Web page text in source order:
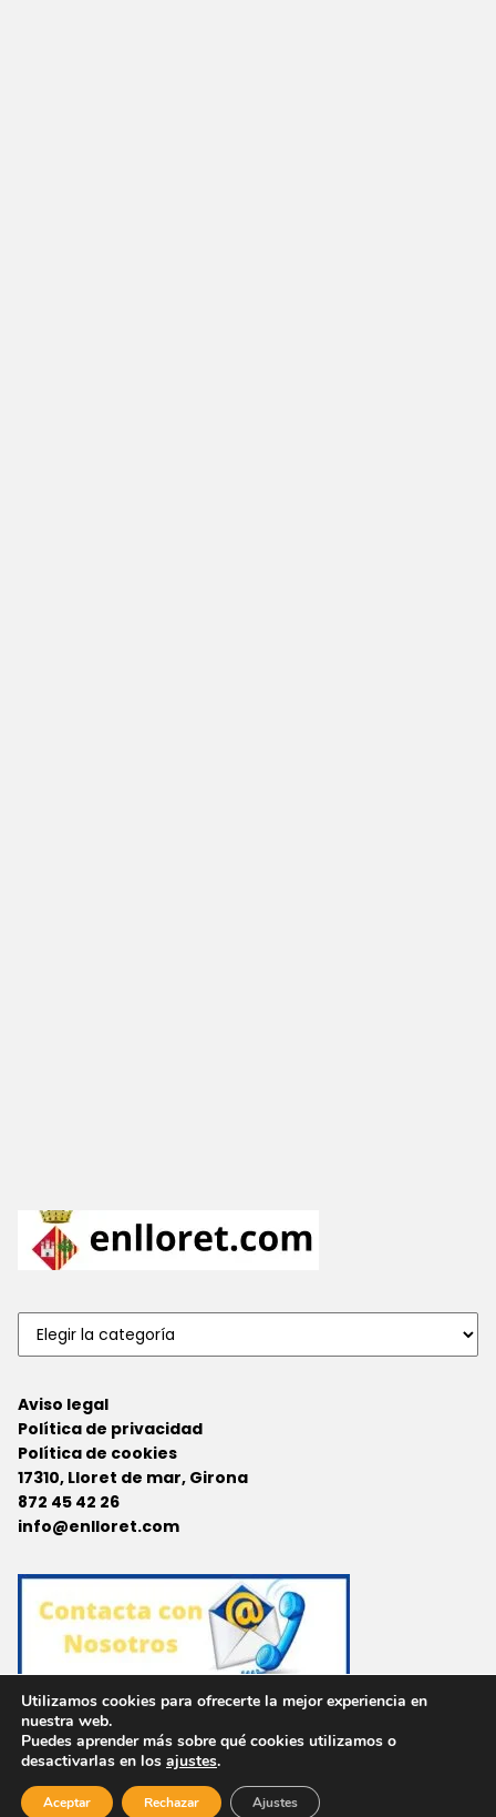
Aviso legal
Política de privacidad
Política de cookies
17310, Lloret de mar, Girona
872 45 42 26
info@enlloret.com
Agencias en Otras Localidades
Utilizamos cookies para ofrecerte la mejor experiencia en
nuestra web.
Puedes aprender más sobre qué cookies utilizamos o
desactivarlas en los ajustes.
Aceptar Rechazar Ajustes